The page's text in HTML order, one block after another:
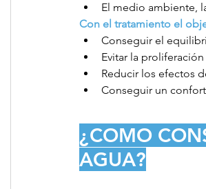
El medio ambiente,
Con el tratamiento el
Conseguir el
Evitar la
Reducir los efectos
Conseguir un
¿COMO
AGUA?